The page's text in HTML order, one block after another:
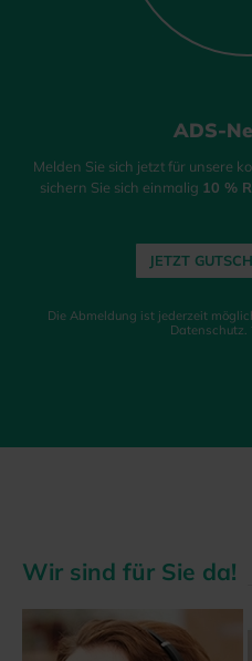
ADS-
Melden Sie sich jetzt für unsere
sichern Sie sich einmalig 10 %
JETZT
Die Abmeldung ist jederzeit
Datenschutz.
Wir sind für Sie da!